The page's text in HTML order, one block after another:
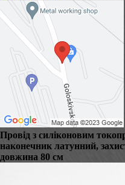
Провід з силіконовим
наконечник латунний,
довжина 80 см